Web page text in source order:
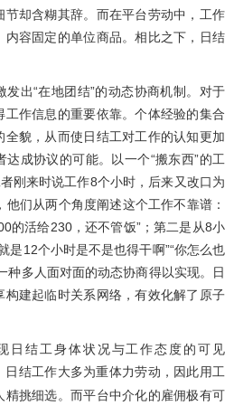
却含糊其辞。而在平台劳动中，工作
容固定的单位商品。相比之下，日结
出“在地团结”的动态协商机制。对于
工作信息的重要依靠。个体经验的集合
貌，从而使日结工对工作的认知更加
成协议的可能。以一个“搬东西”的工
刚来时说工作8个小时，后来又改口为
们从两个角度阐述这个工作不靠谱：
的活给230，还不管饭”；第二是从8小
是12个小时是不是也得干啊”“你怎么也
种多人面对面的动态协商得以实现。日
建起临时关系网络，有效化解了原子
日结工身体状况与工作态度的可见
日结工作大多为重体力劳动，因此用工
挑细选。而平台中介化的雇佣极有可